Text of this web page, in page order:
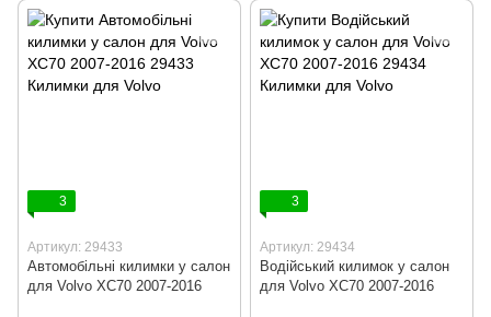
3
Артикул: 29433
Автомобільні килимки у салон
для Volvo XC70 2007-2016
3
Артикул: 29434
Водійський килимок у салон
для Volvo XC70 2007-2016